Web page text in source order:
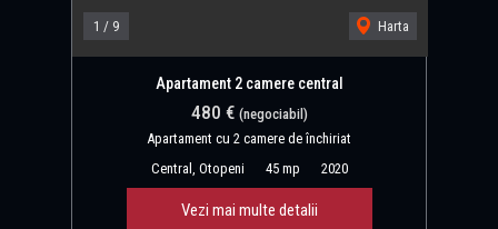
1 / 9 Harta
Apartament 2 camere central
480 € (negociabil)
Apartament cu 2 camere de închiriat
Central, Otopeni
45 mp 2020
Vezi mai multe detalii